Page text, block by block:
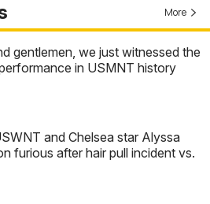
More
gentlemen, we just witnessed the
in USMNT history
and Chelsea star Alyssa
furious after hair pull incident vs.